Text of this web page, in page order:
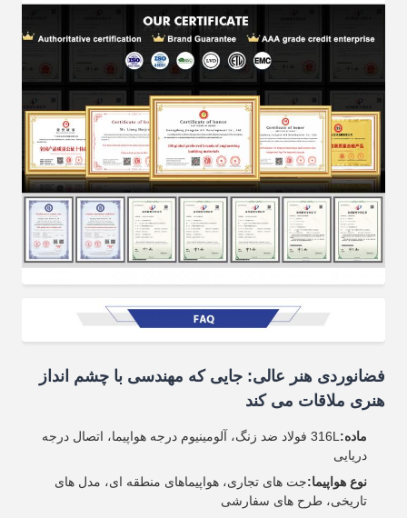
فضانوردی هنر عالی: جایی که مهندسی با چشم انداز
هنری ملاقات می کند
ماده:
316L فولاد ضد زنگ، آلومینیوم درجه هواپیما، اتصال درجه
دریایی
نوع هواپیما:جت های تجاری، هواپیماهای منطقه ای، مدل های
تاریخی، طرح های سفارشی